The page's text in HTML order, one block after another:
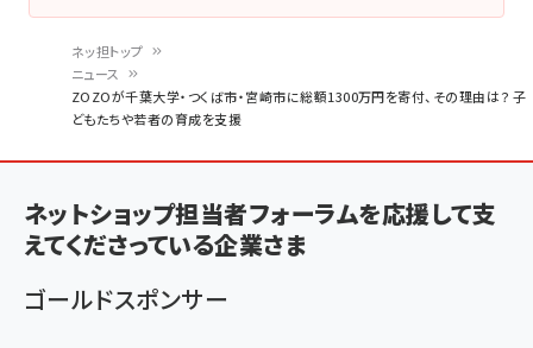
く
ず
ネッ担トップ
ニュース
ZOZOが千葉大学・つくば市・宮崎市に総額1300万円を寄付、その理由は？ 子
どもたちや若者の育成を支援
ネットショップ担当者フォーラムを応援して支
えてくださっている企業さま
ゴールドスポンサー